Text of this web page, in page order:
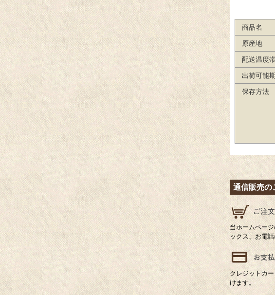
商品名
原産地
配送温度
出荷可能
保存方法
通信販売の
当ホームペー
ックス、お電
クレジットカ
けます。